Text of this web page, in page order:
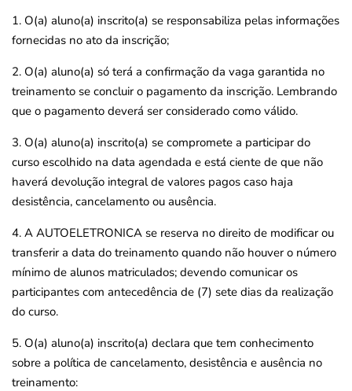
1. O(a) aluno(a) inscrito(a) se responsabiliza pelas informações
fornecidas no ato da inscrição;
2. O(a) aluno(a) só terá a confirmação da vaga garantida no
treinamento se concluir o pagamento da inscrição. Lembrando
que o pagamento deverá ser considerado como válido.
3. O(a) aluno(a) inscrito(a) se compromete a participar do
curso escolhido na data agendada e está ciente de que não
haverá devolução integral de valores pagos caso haja
desistência, cancelamento ou ausência.
4. A AUTOELETRONICA se reserva no direito de modificar ou
transferir a data do treinamento quando não houver o número
mínimo de alunos matriculados; devendo comunicar os
participantes com antecedência de (7) sete dias da realização
do curso.
5. O(a) aluno(a) inscrito(a) declara que tem conhecimento
sobre a política de cancelamento, desistência e ausência no
treinamento: